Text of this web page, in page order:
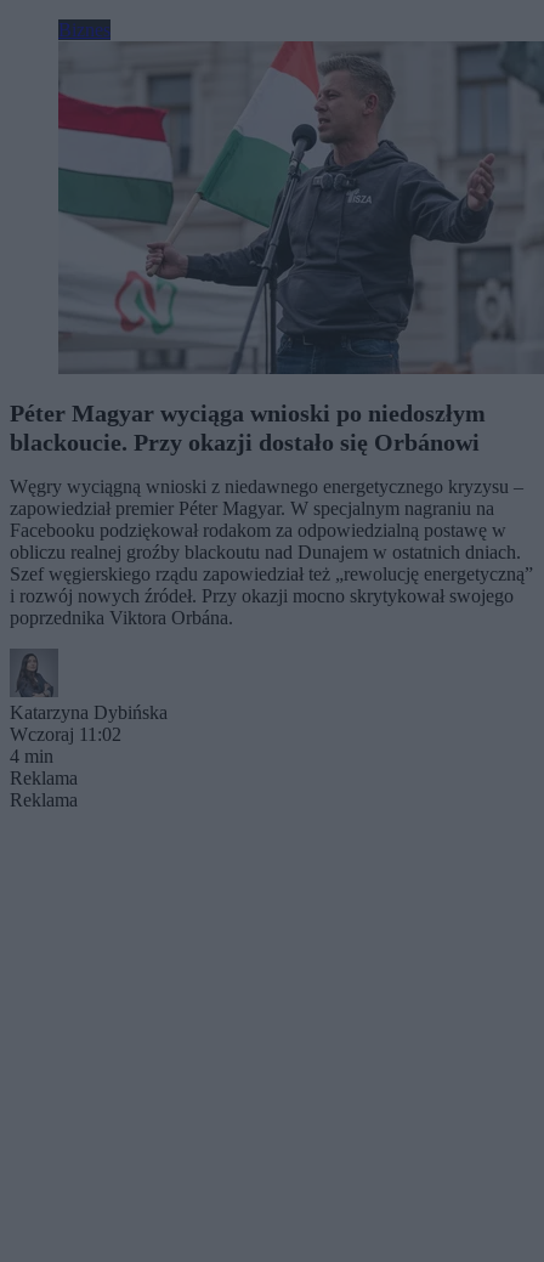
Biznes
Péter Magyar wyciąga wnioski po niedoszłym
blackoucie. Przy okazji dostało się Orbánowi
Węgry wyciągną wnioski z niedawnego energetycznego kryzysu –
zapowiedział premier Péter Magyar. W specjalnym nagraniu na
Facebooku podziękował rodakom za odpowiedzialną postawę w
obliczu realnej groźby blackoutu nad Dunajem w ostatnich dniach.
Szef węgierskiego rządu zapowiedział też „rewolucję energetyczną”
i rozwój nowych źródeł. Przy okazji mocno skrytykował swojego
poprzednika Viktora Orbána.
Katarzyna Dybińska
Wczoraj 11:02
4 min
Reklama
Reklama